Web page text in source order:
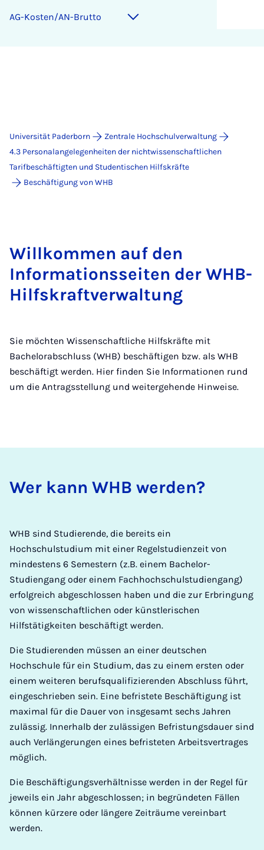
AG-Kosten/AN-Brutto
Universität Paderborn
Zentrale Hochschulverwaltung
4.3 Personalangelegenheiten der nichtwissenschaftlichen
Tarifbeschäftigten und Studentischen Hilfskräfte
Beschäftigung von WHB
Willkommen auf den
Informationsseiten der WHB-
Hilfskraftverwaltung
Sie möchten Wissenschaftliche Hilfskräfte mit
Bachelorabschluss (WHB) beschäftigen bzw. als WHB
beschäftigt werden. Hier finden Sie Informationen rund
um die Antragsstellung und weitergehende Hinweise.
Wer kann WHB wer­den?
WHB sind Studierende, die bereits ein
Hochschulstudium mit einer Regelstudienzeit von
mindestens 6 Semestern (z.B. einem Bachelor-
Studiengang oder einem Fachhochschulstudiengang)
erfolgreich abgeschlossen haben und die zur Erbringung
von wissenschaftlichen oder künstlerischen
Hilfstätigkeiten beschäftigt werden.
Die Studierenden müssen an einer deutschen
Hochschule für ein Studium, das zu einem ersten oder
einem weiteren berufsqualifizierenden Abschluss führt,
eingeschrieben sein. Eine befristete Beschäftigung ist
maximal für die Dauer von insgesamt sechs Jahren
zulässig. Innerhalb der zulässigen Befristungsdauer sind
auch Verlängerungen eines befristeten Arbeitsvertrages
möglich.
Die Beschäftigungsverhältnisse werden in der Regel für
jeweils ein Jahr abgeschlossen; in begründeten Fällen
können kürzere oder längere Zeiträume vereinbart
werden.